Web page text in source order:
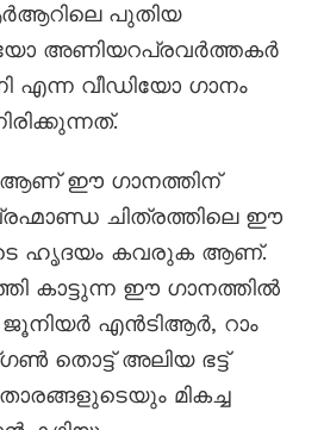
പുതിയ
അണിയറപ്രവർത്തകർ
എന്ന വീഡിയോ ഗാനം
ആണ് ഈ ഗാനത്തിന്
ചിത്രത്തിലെ ഈ
ഹൃദയം കവരുക ആണ്.
കാട്ടുന്ന ഈ ഗാനത്തിൽ
എൻടിആർ, റാം
തൊട്ട് അലിയ ഭട്ട്
മികച്ച